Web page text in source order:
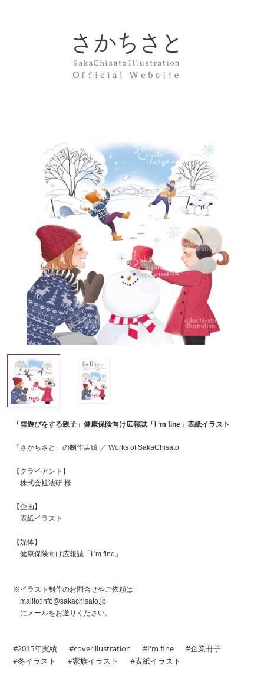
「雪遊びをする親子」健康保険向け広報誌「I ‘m fine」表紙イラスト
「さかちさと」の制作実績 ／ Works of SakaChisato
【クライアント】
株式会社法研 様
【企画】
表紙イラスト
【媒体】
健康保険向け広報誌「I 'm fine」
※イラスト制作のお問合せやご依頼は
mailto:info@sakachisato.jp
にメールをお送りください。
2015年実績 coverillustration I'm fine
企業冊子
冬イラスト
家族イラスト 表紙イラスト